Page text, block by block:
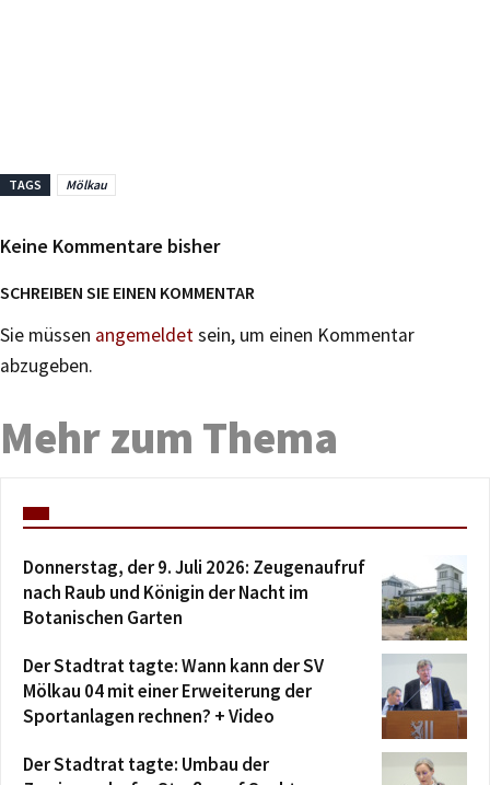
TAGS Mölkau
Keine Kommentare bisher
SCHREIBEN SIE EINEN KOMMENTAR
Sie müssen angemeldetsein, um einen Kommentar
abzugeben.
Mehr zum Thema
Donnerstag, der 9. Juli 2026: Zeugenaufruf
nach Raub und Königin der Nacht im
Botanischen Garten
Der Stadtrat tagte: Wann kann der SV
Mölkau 04 mit einer Erweiterung der
Sportanlagen rechnen? + Video
Der Stadtrat tagte: Umbau der